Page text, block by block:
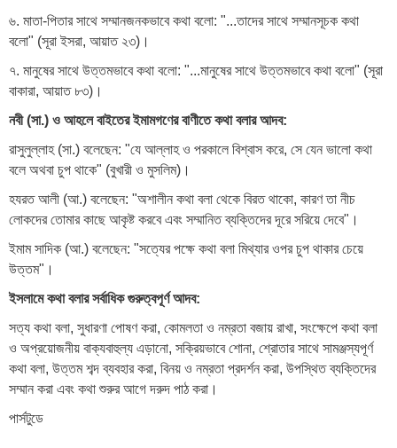
৬. মাতা-পিতার সাথে সম্মানজনকভাবে কথা বলো: "...তাদের সাথে সম্মানসূচক কথা
বলো" (সূরা ইসরা, আয়াত ২৩)।
৭. মানুষের সাথে উত্তমভাবে কথা বলো: "...মানুষের সাথে উত্তমভাবে কথা বলো" (সূরা
বাকারা, আয়াত ৮৩)।
নবী (সা.) ও আহলে বাইতের ইমামগণের বাণীতে কথা বলার আদব:
রাসুলুল্লাহ (সা.) বলেছেন: "যে আল্লাহ ও পরকালে বিশ্বাস করে, সে যেন ভালো কথা
বলে অথবা চুপ থাকে" (বুখারী ও মুসলিম)।
হযরত আলী (আ.) বলেছেন: "অশালীন কথা বলা থেকে বিরত থাকো, কারণ তা নীচ
লোকদের তোমার কাছে আকৃষ্ট করবে এবং সম্মানিত ব্যক্তিদের দূরে সরিয়ে দেবে"।
ইমাম সাদিক (আ.) বলেছেন: "সত্যের পক্ষে কথা বলা মিথ্যার ওপর চুপ থাকার চেয়ে
উত্তম"।
ইসলামে কথা বলার সর্বাধিক গুরুত্বপূর্ণ আদব:
সত্য কথা বলা, সুধারণা পোষণ করা, কোমলতা ও নম্রতা বজায় রাখা, সংক্ষেপে কথা বলা
ও অপ্রয়োজনীয় বাক্যবাহুল্য এড়ানো, সক্রিয়ভাবে শোনা, শ্রোতার সাথে সামঞ্জস্যপূর্ণ
কথা বলা, উত্তম শব্দ ব্যবহার করা, বিনয় ও নম্রতা প্রদর্শন করা, উপস্থিত ব্যক্তিদের
সম্মান করা এবং কথা শুরুর আগে দরুদ পাঠ করা।
পার্সটুডে